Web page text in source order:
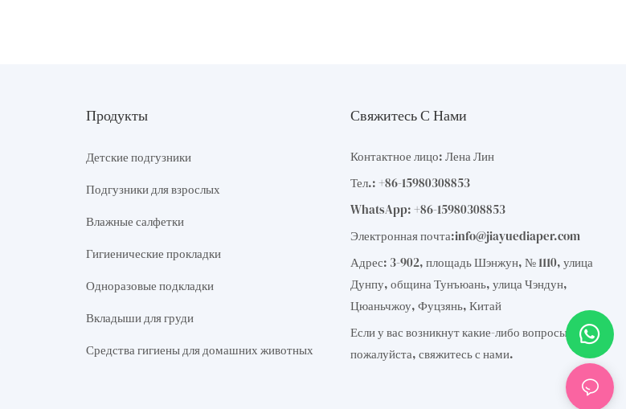
Продукты
Детские подгузники
Подгузники для взрослых
Влажные салфетки
Гигиенические прокладки
Одноразовые подкладки
Вкладыши для груди
Средства гигиены для домашних животных
Свяжитесь С Нами
Контактное лицо: Лена Лин
Тел.: +86-15980308853
WhatsApp: +86-15980308853
Электронная почта:info@jiayuediaper.com
Адрес: 3-902, площадь Шэнжун, № 1110, улица
Дунпу, община Тунъюань, улица Чэндун,
Цюаньчжоу, Фуцзянь, Китай
Если у вас возникнут какие-либо вопросы,
пожалуйста, свяжитесь с нами.